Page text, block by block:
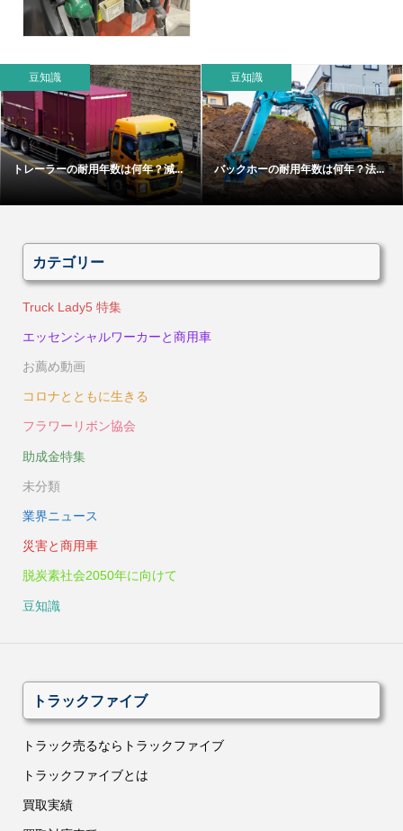
豆知識
トレーラーの耐用年数は何年？減...
豆知識
バックホーの耐用年数は何年？法...
カテゴリー
Truck Lady5 特集
エッセンシャルワーカーと商用車
お薦め動画
コロナとともに生きる
フラワーリボン協会
助成金特集
未分類
業界ニュース
災害と商用車
脱炭素社会2050年に向けて
豆知識
トラックファイブ
トラック売るならトラックファイブ
トラックファイブとは
買取実績